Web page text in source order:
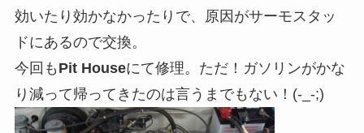
効いたり効かなかったりで、原因がサーモスタッ
ドにあるので交換。
今回も Pit Houseにて修理。ただ！ガソリンがかな
り減って帰ってきたのは言うまでもない！(-_-;)